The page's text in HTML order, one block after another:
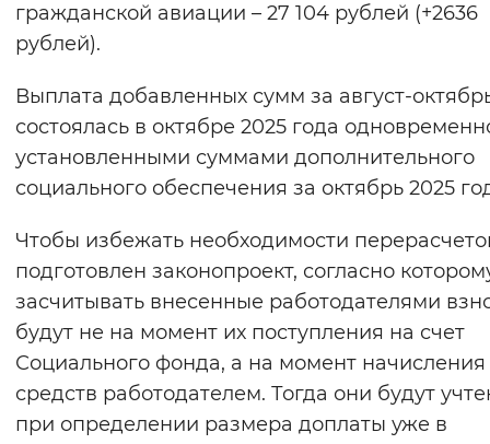
гражданской авиации – 27 104 рублей (+2636
рублей).
Выплата добавленных сумм за август-
состоялась в октябре 2025 года
установленными суммами дополнительного
социального обеспечения за октябрь 2025
Чтобы избежать необходимости
подготовлен законопроект, согласно
засчитывать внесенные работодателями
будут не на момент их поступления на счет
Социального фонда, а на момент начисления
средств работодателем. Тогда они будут
при определении размера доплаты уже в